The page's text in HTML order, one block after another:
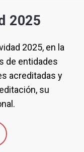
2025
2025, en la
de entidades
acreditadas y
su